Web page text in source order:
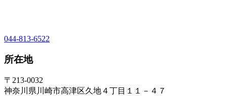
044-813-6522
所在地
〒213-0032
神奈川県川崎市高津区久地４丁目１１－４７